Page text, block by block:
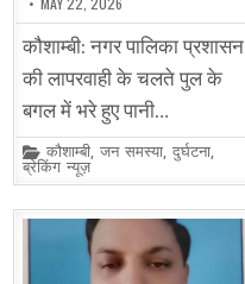
कौशाम्बी: नगर पालिका प्रशासन
की लापरवाही के चलते पुल के
बगल में भरे हुए पानी…
Posted
in
कौशाम्बी,जन समस्या,दुर्घटना,
ब्रेकिंग न्यूज़